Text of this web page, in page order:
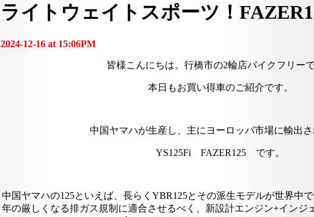
ライトウェイトスポーツ！
2024-12-16 at 15:06PM
皆様こんにちは。行橋市の2輪店バイクフリーで
本日もお買い得車のご紹介です。
中国ヤマハが生産し、主にヨーロッパ市場に輸出
YS125Fi FAZER125 です。
中国ヤマハの125といえば、長らくYBR125とその派生モデルが世界中
年の厳しくなる排ガス規制に適合させるべく、新設計エンジン+インジ